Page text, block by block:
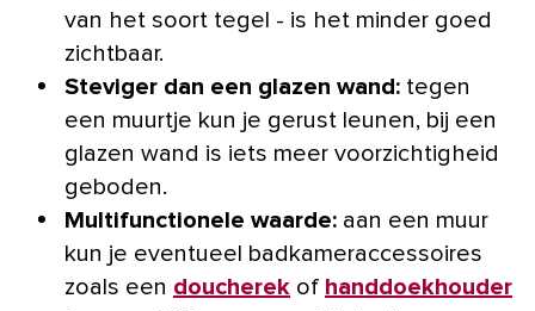
van het soort tegel - is het minder goed
zichtbaar.
Steviger dan een glazen wand: tegen
een muurtje kun je gerust leunen, bij een
glazen wand is iets meer voorzichtigheid
geboden.
Multifunctionele waarde: aan een muur
kun je eventueel badkameraccessoires
zoals een doucherek of handdoekhouder